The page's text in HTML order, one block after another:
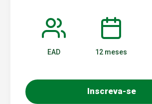
EAD 12 meses
Inscreva-se